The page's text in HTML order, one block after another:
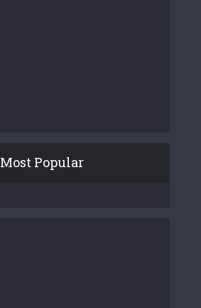
Most Popular